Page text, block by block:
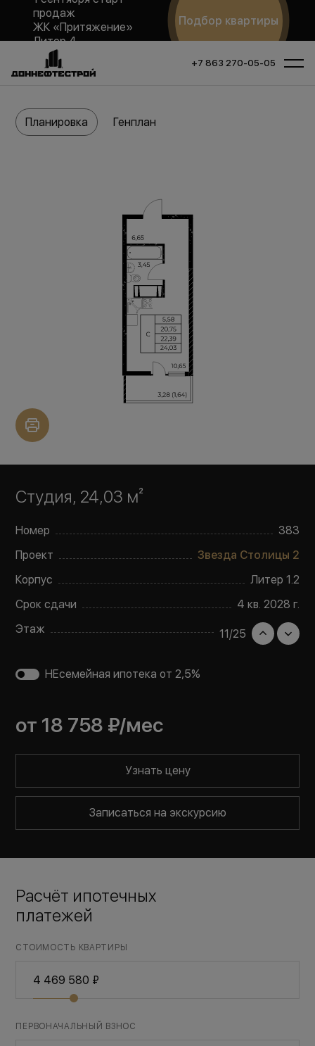
продаж
ЖК «Притяжение»
Литер 4
Подбор квартиры
+7 863 270-05-05
Студия, 24,03 м²
Номер
383
Проект
Звезда Столицы 2
Корпус
Литер 1.2
Срок сдачи
4 кв. 2028 г.
Этаж
11/25
НЕсемейная ипотека от 2,5%
от 18 758 ₽/мес
Узнать цену
Записаться на экскурсию
Планировка Генплан
Расчёт ипотечных
платежей
СТОИМОСТЬ КВАРТИРЫ
ПЕРВОНАЧАЛЬНЫЙ ВЗНОС